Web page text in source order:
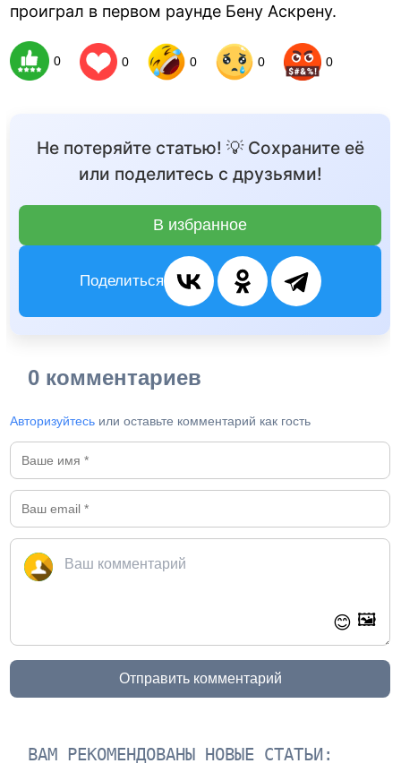
проиграл в первом раунде Бену Аскрену.
0 0 0 0 0
Не потеряйте статью! 💡 Сохраните её
или поделитесь с друзьями!
В избранное
Поделиться
0 комментариев
Авторизуйтесь или оставьте комментарий как гость
😊 🖼️
Отправить комментарий
ВАМ РЕКОМЕНДОВАНЫ НОВЫЕ СТАТЬИ: